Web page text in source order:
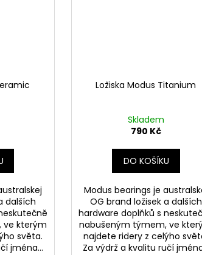
dalších
ve kterým
světa.
jména...
Ložiska Modus Titanium
Skladem
790 Kč
DO KOŠÍKU
Modus bearings je
OG brand ložisek a dalších
hardware doplňků s
nabušeným týmem, ve
najdete ridery z celýho
Za výdrž a kvalitu ručí